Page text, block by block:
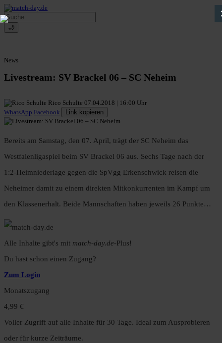
🌙
News
Livestream: SV Brackel 06 – SC Neheim
Rico Schulte 07.04.2018 | 16:00 Uhr
WhatsApp Facebook Link kopieren
Bereits am Samstag, den 07. April, trägt der SC Neheim das
Westfalenligaspiel beim SV Brackel 06 aus. Sechs Tage nach der
1:2-Heimniederlage gegen die SpVgg Erkenschwick reisen die
Neheimer damit zu einem direkten Mitkonkurrenten im Kampf um
den Klassenerhalt. Beide Mannschaften haben jeweils 26 Punkte…
Alle Inhalte gibt's mit match-day.de-Plus!
Du hast schon einen Zugang?
Zum Login
Monatszugang
4,99 €
Voller Zugriff auf alle Inhalte für 30 Tage. Ideal zum Ausprobieren
oder für kurze Zeiträume.